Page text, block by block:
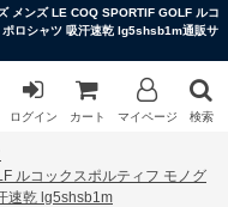
メンズ LE COQ SPORTIF GOLF ルコ
ロシャツ 吸汗速乾 lg5shsb1m通販サ
ログイン カート マイページ 検索
ルコックスポルティフ モノグ
速乾 lg5shsb1m